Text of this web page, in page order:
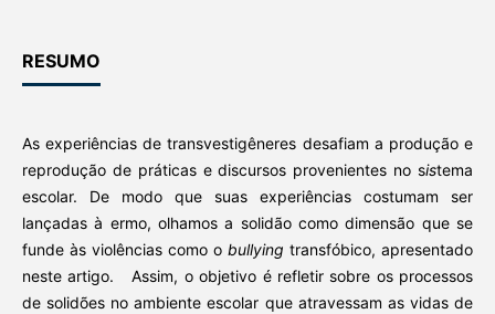
RESUMO
As experiências de transvestigêneres desafiam a produção e
reprodução de práticas e discursos provenientes no sistema
escolar. De modo que suas experiências costumam ser
lançadas à ermo, olhamos a solidão como dimensão que se
funde às violências como obullyingtransfóbico, apresentado
neste artigo. Assim, o objetivo é refletir sobre os processos
de solidões no ambiente escolar que atravessam as vidas de